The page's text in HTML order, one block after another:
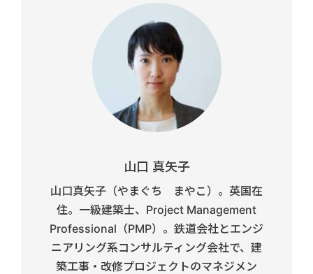
山口 真矢子
山口真矢子（やまぐち まやこ）。英国在
住。一級建築士、Project Management
Professional（PMP）。鉄道会社とエンジ
ニアリング系コンサルティング会社で、建
築工事・改修プロジェクトのマネジメン